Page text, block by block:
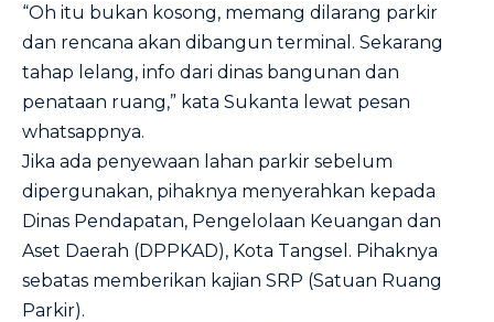
“Oh itu bukan kosong, memang dilarang parkir
dan rencana akan dibangun terminal. Sekarang
tahap lelang, info dari dinas bangunan dan
penataan ruang,” kata Sukanta lewat pesan
whatsappnya.
Jika ada penyewaan lahan parkir sebelum
dipergunakan, pihaknya menyerahkan kepada
Dinas Pendapatan, Pengelolaan Keuangan dan
Aset Daerah (DPPKAD), Kota Tangsel. Pihaknya
sebatas memberikan kajian SRP (Satuan Ruang
Parkir).